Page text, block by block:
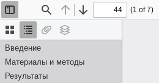
Thumbnails
Document
Outline
Attachments
Layers
Введение
Материалы и методы
Результаты
Toggle
Sidebar
Find Previous
Next
(1 of 7)